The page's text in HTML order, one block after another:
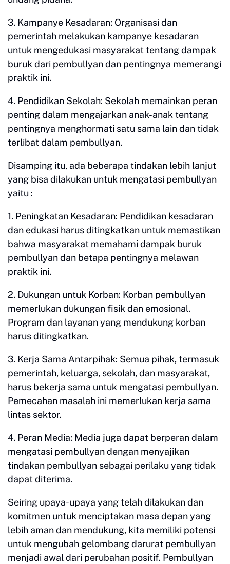
3. Kampanye Kesadaran: Organisasi dan
pemerintah melakukan kampanye kesadaran
untuk mengedukasi masyarakat tentang dampak
buruk dari pembullyan dan pentingnya memerangi
praktik ini.
4. Pendidikan Sekolah: Sekolah memainkan peran
penting dalam mengajarkan anak-anak tentang
pentingnya menghormati satu sama lain dan tidak
terlibat dalam pembullyan.
Disamping itu, ada beberapa tindakan lebih lanjut
yang bisa dilakukan untuk mengatasi pembullyan
yaitu :
1. Peningkatan Kesadaran: Pendidikan kesadaran
dan edukasi harus ditingkatkan untuk memastikan
bahwa masyarakat memahami dampak buruk
pembullyan dan betapa pentingnya melawan
praktik ini.
2. Dukungan untuk Korban: Korban pembullyan
memerlukan dukungan fisik dan emosional.
Program dan layanan yang mendukung korban
harus ditingkatkan.
3. Kerja Sama Antarpihak: Semua pihak, termasuk
pemerintah, keluarga, sekolah, dan masyarakat,
harus bekerja sama untuk mengatasi pembullyan.
Pemecahan masalah ini memerlukan kerja sama
lintas sektor.
4. Peran Media: Media juga dapat berperan dalam
mengatasi pembullyan dengan menyajikan
tindakan pembullyan sebagai perilaku yang tidak
dapat diterima.
Seiring upaya-upaya yang telah dilakukan dan
komitmen untuk menciptakan masa depan yang
lebih aman dan mendukung, kita memiliki potensi
untuk mengubah gelombang darurat pembullyan
menjadi awal dari perubahan positif. Pembullyan